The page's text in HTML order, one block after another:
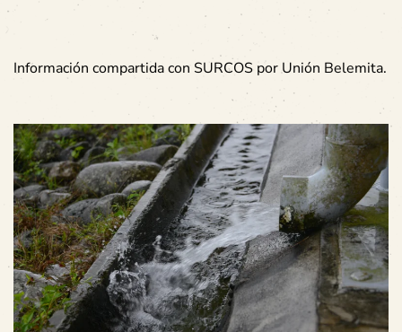
Información compartida con SURCOS por Unión Belemita.